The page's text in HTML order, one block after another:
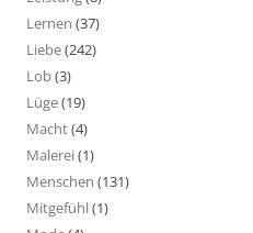
Lernen (37)
Liebe(242)
Lob(3)
Lüge(19)
Macht(4)
Malerei(1)
Menschen (131)
Mitgefühl(1)